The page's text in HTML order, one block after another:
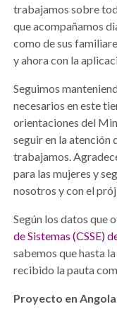
trabajamos sobre
que acompañamos
como de sus
y ahora con la
Seguimos
necesarios en este
orientaciones del
seguir en la atención
trabajamos.
para las mujeres y
nosotros y con el
Según los datos que
de Sistemas (CSSE)
sabemos que hasta
recibido la pauta
Proyecto en Angola